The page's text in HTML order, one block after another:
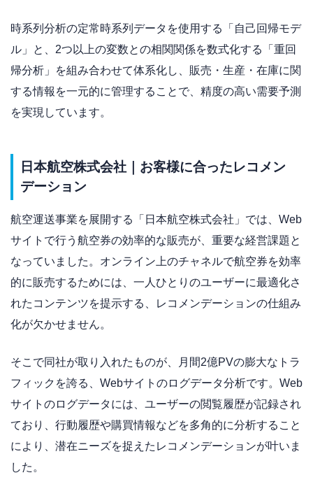
時系列分析の定常時系列データを使用する「自己回帰モデ
ル」と、2つ以上の変数との相関関係を数式化する「重回
帰分析」を組み合わせて体系化し、販売・生産・在庫に関
する情報を一元的に管理することで、精度の高い需要予測
を実現しています。
日本航空株式会社｜お客様に合ったレコメン
デーション
航空運送事業を展開する「日本航空株式会社」では、Web
サイトで行う航空券の効率的な販売が、重要な経営課題と
なっていました。オンライン上のチャネルで航空券を効率
的に販売するためには、一人ひとりのユーザーに最適化さ
れたコンテンツを提示する、レコメンデーションの仕組み
化が欠かせません。
そこで同社が取り入れたものが、月間2億PVの膨大なトラ
フィックを誇る、Webサイトのログデータ分析です。Web
サイトのログデータには、ユーザーの閲覧履歴が記録され
ており、行動履歴や購買情報などを多角的に分析すること
により、潜在ニーズを捉えたレコメンデーションが叶いま
した。